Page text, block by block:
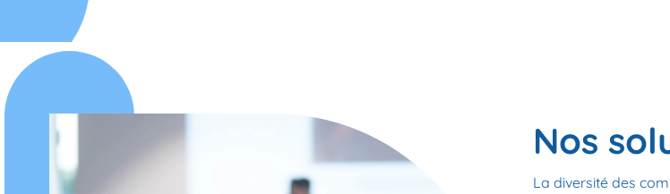
Nos
La diversité des